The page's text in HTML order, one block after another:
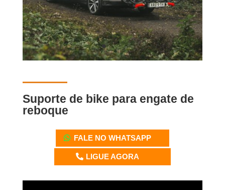
Suporte de bike para engate de
reboque
FALE NO WHATSAPP
LIGUE AGORA